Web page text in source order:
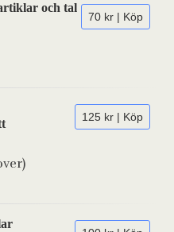
70 kr | Köp
och tal
125 kr | Köp